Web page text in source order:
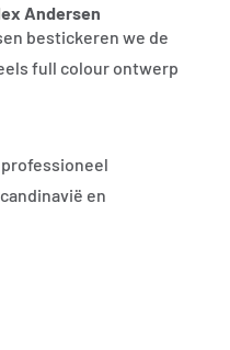
Andersen
bestickeren we de
full colour ontwerp
en